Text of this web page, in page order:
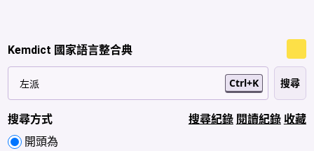
Kemdict 國家語言整合典
Ctrl+K
搜尋方式
開頭為
搜尋紀錄 閱讀紀錄 收藏